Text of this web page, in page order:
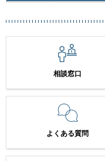
相談窓口
よくある質問